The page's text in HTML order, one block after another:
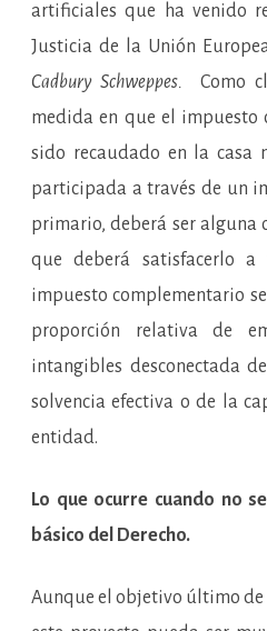
artificiales que ha venido
Justicia de la Unión
Cadbury Schweppes. Como
medida en que el impuesto
sido recaudado en la casa
participada a través de un
primario, deberá ser
que deberá satisfacerlo a
impuesto complementario
proporción relativa de
intangibles desconectada
solvencia efectiva o de la
entidad.
Lo que ocurre cuando no
básico del Derecho.
Aunque el objetivo último